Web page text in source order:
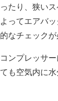
たり、狭い
ってエアバ
なチェックが
ンプレッサ
も空気内に